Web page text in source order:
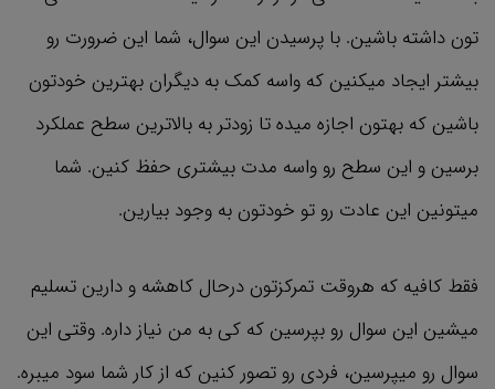
تون داشته باشین. با پرسیدن این سوال، شما این ضرورت رو
بیشتر ایجاد میکنین که واسه کمک به دیگران بهترین خودتون
باشین که بهتون اجازه میده تا زودتر به بالاترین سطح عملکرد
برسین و این سطح رو واسه مدت بیشتری حفظ کنین. شما
میتونین این عادت رو تو خودتون به وجود بیارین.
فقط کافیه که هروقت تمرکزتون درحال کاهشه و دارین تسلیم
میشین این سوال رو بپرسین که کی به من نیاز داره. وقتی این
سوال رو میپرسین، فردی رو تصور کنین که از کار شما سود میبره.